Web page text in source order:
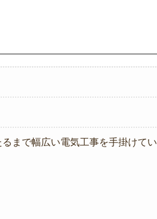
まで幅広い電気工事を手掛けてい